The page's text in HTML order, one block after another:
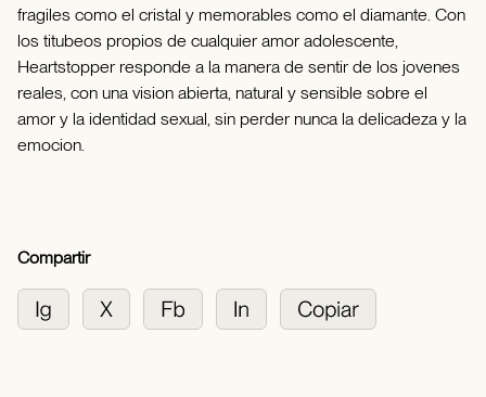
fragiles como el cristal y memorables como el diamante. Con
los titubeos propios de cualquier amor adolescente,
Heartstopper responde a la manera de sentir de los jovenes
reales, con una vision abierta, natural y sensible sobre el
amor y la identidad sexual, sin perder nunca la delicadeza y la
emocion.
Compartir